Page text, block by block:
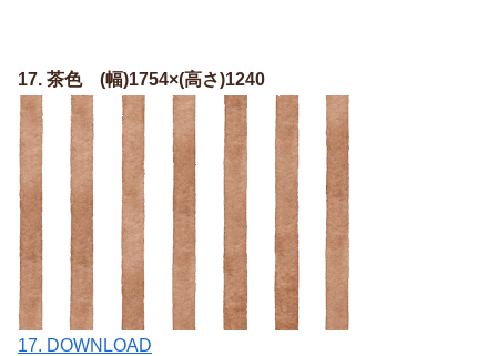
17. 茶色 (幅)1754×(高さ)1240
17. DOWNLOAD